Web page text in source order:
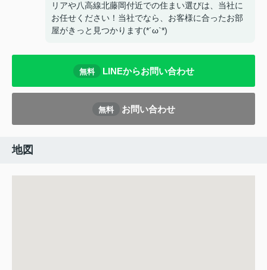
リアや八高線北藤岡付近での住まい選びは、当社に
お任せください！当社でなら、お客様に合ったお部
屋がきっと見つかります(*´ω`*)
無料 LINEからお問い合わせ
無料 お問い合わせ
地図